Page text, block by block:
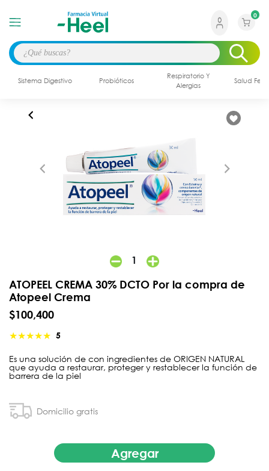
0
Sistema Digestivo Probióticos
Respiratorio Y
Alergias
Salud
1
ATOPEEL CREMA 30% DCTO Por la compra de
Atopeel Crema
$100,400
★★★★★ 5
Es una solución de con ingredientes de ORIGEN NATURAL
que ayuda a restaurar, proteger y restablecer la función de
barrera de la piel
Domicilio gratis
Agregar